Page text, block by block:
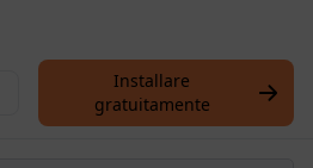
Installare
gratuitamente